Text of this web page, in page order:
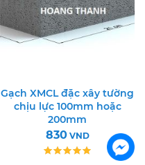
Gạch XMCL đặc xây tường
chịu lực 100mm hoặc
200mm
830 VND